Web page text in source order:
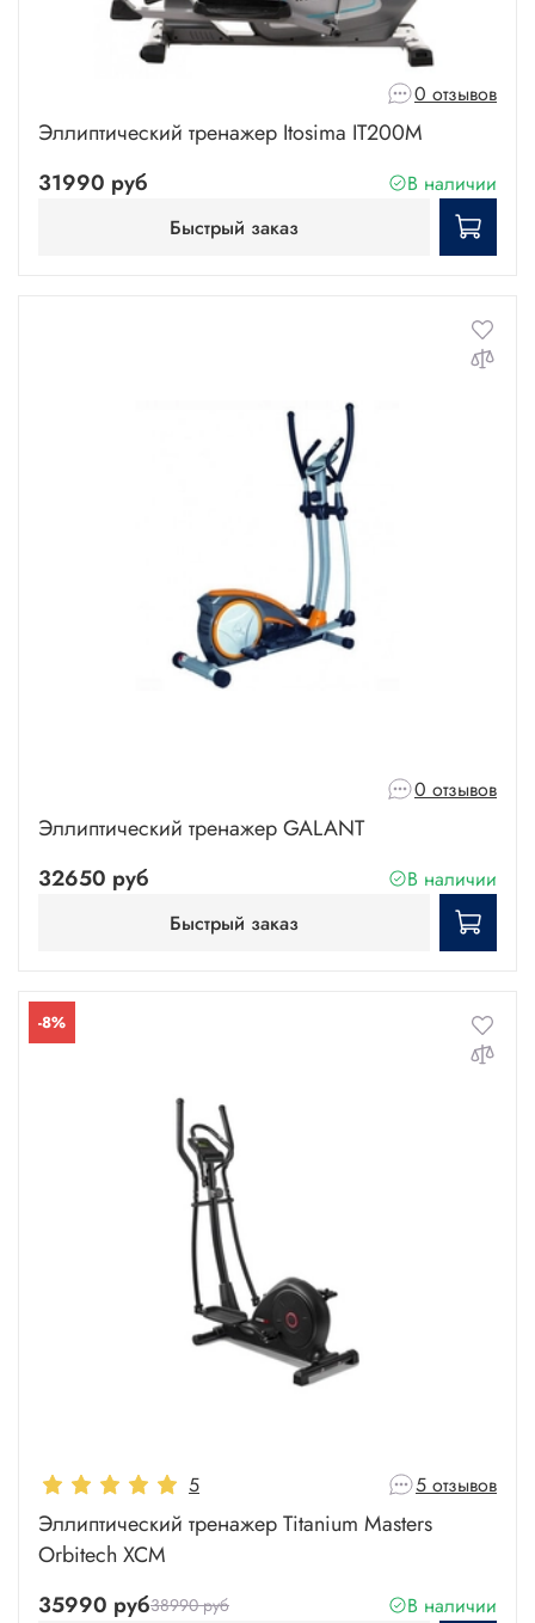
0 отзывов
Эллиптический тренажер Itosima IT200M
31990 руб
В наличии
Быстрый заказ
0 отзывов
Эллиптический тренажер GALANT
32650 руб
В наличии
Быстрый заказ
-8%
5 5 отзывов
Эллиптический тренажер Titanium Masters
Orbitech XCM
35990 руб38990 руб
В наличии